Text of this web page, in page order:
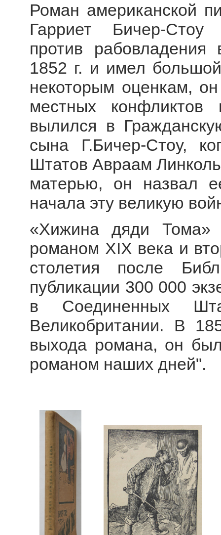
Роман американской
Гарриет Бичер-Стоу
против
1852 г. и имел
некоторым оценкам,
местных
вылился в
сына Г.Бичер-Стоу,
Штатов Авраам
матерью, он назвал
начала эту великую
«Хижина дяди Тома»
романом XIX века и
столетия после
публикации 300 000
в Соединенных
Великобритании. В
выхода романа, он
романом наших дней".